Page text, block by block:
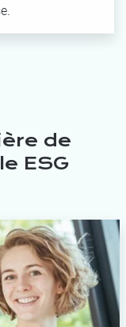
de
ESG